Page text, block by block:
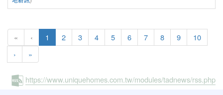
« ‹ 1 (current)
2 3 4 5 6 7 8 9
10
›
»
https://www.uniquehomes.com.tw/modules/tadnews/rss.php